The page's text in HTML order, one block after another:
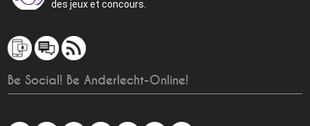
des jeux et concours.
Be Social! Be Anderlecht-Online!